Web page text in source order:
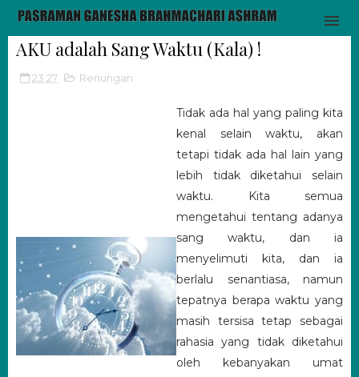
AKU adalah Sang Waktu (Kala) !
23.27 Renungan
Tidak ada hal yang paling kita
kenal selain waktu, akan
tetapi tidak ada hal lain yang
lebih tidak diketahui selain
waktu. Kita semua
mengetahui tentang adanya
sang waktu, dan ia
menyelimuti kita, dan ia
berlalu senantiasa, namun
tepatnya berapa waktu yang
masih tersisa tetap sebagai
rahasia yang tidak diketahui
oleh kebanyakan umat